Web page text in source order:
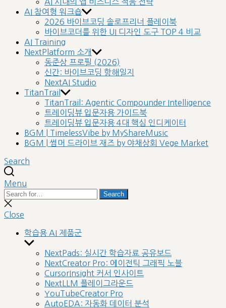
AI 참여형 워크숍
2026 바이브코딩 솔로프리너 플레이북
바이브코더를 위한 UI 디자인 도구 TOP 4 비교
AI Training
NextPlatform 소개
동준상 프로필 (2026)
신간: 바이브코딩 항해일지
NextAI Studio
TitanTrail
TitanTrail: Agentic Compounder Intelligence
트레이딩뷰 입문자용 가이드북
트레이딩뷰 입문자용 4대 핵심 인디케이터
BGM | TimelessVibe by MyShareMusic
BGM | 썸머 드라이브 재즈 by 야채상회 Vege Market
Search
Menu
Search
for:
Search
Close
search
Close
학습용 AI 제품군
Show
sub
menu
NextPads: 실시간 학습자료 공유보드
NextCreator Pro: 에이전틱 그래픽 노블
CursorInsight 커서 인사이트
NextLLM 플레이그라운드
YouTubeCreator Pro
AutoEDA: 자동화 데이터 분석